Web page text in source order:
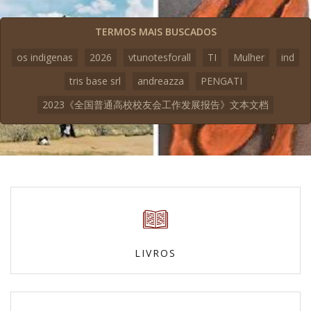
TERMOS MAIS BUSCADOS
os indigenas
2026 vtunotesforall TI Mulher
ind
tris base srl
andreazza
PENGATI
2023《全国普通高校校友会工作发展报告》文本文档
LIVROS